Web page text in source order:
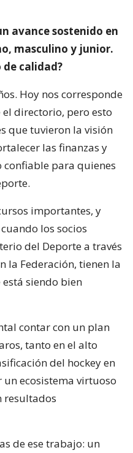
avance sostenido en
masculino y junior.
de calidad?
Hoy nos corresponde
directorio, pero esto
que tuvieron la visión
las finanzas y
para quienes
importantes, y
los socios
del Deporte a través
la Federación, tienen la
siendo bien
contar con un plan
tanto en el alto
del hockey en
ecosistema virtuoso
resultados
de ese trabajo: un